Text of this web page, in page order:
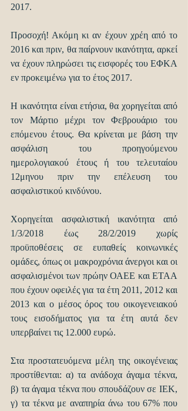
2017.
Προσοχή! Ακόμη κι αν έχουν χρέη από το
2016 και πριν, θα παίρνουν ικανότητα, αρκεί
να έχουν πληρώσει τις εισφορές του ΕΦΚΑ
εν προκειμένω για το έτος 2017.
Η ικανότητα είναι ετήσια, θα χορηγείται από
τον Μάρτιο μέχρι τον Φεβρουάριο του
επόμενου έτους. Θα κρίνεται με βάση την
ασφάλιση του προηγούμενου
ημερολογιακού έτους ή του τελευταίου
12μηνου πριν την επέλευση του
ασφαλιστικού κινδύνου.
Χορηγείται ασφαλιστική ικανότητα από
1/3/2018 έως 28/2/2019 χωρίς
προϋποθέσεις σε ευπαθείς κοινωνικές
ομάδες, όπως οι μακροχρόνια άνεργοι και οι
ασφαλισμένοι των πρώην ΟΑΕΕ και ΕΤΑΑ
που έχουν οφειλές για τα έτη 2011, 2012 και
2013 και ο μέσος όρος του οικογενειακού
τους εισοδήματος για τα έτη αυτά δεν
υπερβαίνει τις 12.000 ευρώ.
Στα προστατευόμενα μέλη της οικογένειας
προστίθενται: α) τα ανάδοχα άγαμα τέκνα,
β) τα άγαμα τέκνα που σπουδάζουν σε ΙΕΚ,
γ) τα τέκνα με αναπηρία άνω του 67% που